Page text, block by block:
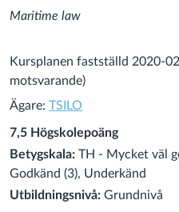
Maritime law
Kursplanen fastställd 2020-
motsvarande)
Ägare: TSILO
7,5 Högskolepoäng
Betygskala: TH - Mycket väl
Godkänd (3), Underkänd
Utbildningsnivå: Grundnivå